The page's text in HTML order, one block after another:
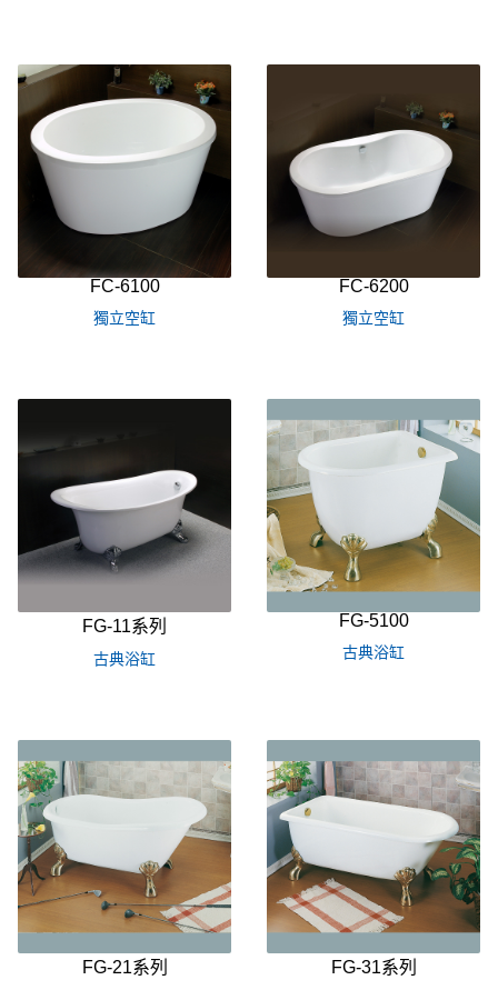
FC-6100
獨立空缸
FC-6200
獨立空缸
FG-11系列
古典浴缸
FG-5100
古典浴缸
FG-21系列 FG-31系列